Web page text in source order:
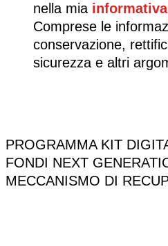
nella mia
Comprese le
conservazione,
sicurezza e altri
PROGRAMMA KIT
FONDI NEXT
MECCANISMO DI